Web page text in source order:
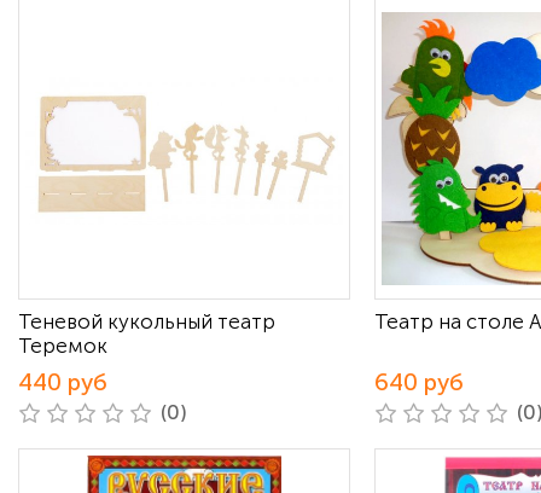
Теневой кукольный театр
Теремок
440 руб
(0)
Театр на столе
640 руб